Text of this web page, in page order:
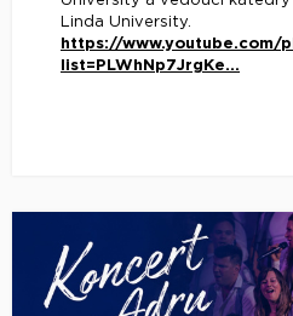
Linda University.
https://www.youtube.com/
list=PLWhNp7JrgKe...